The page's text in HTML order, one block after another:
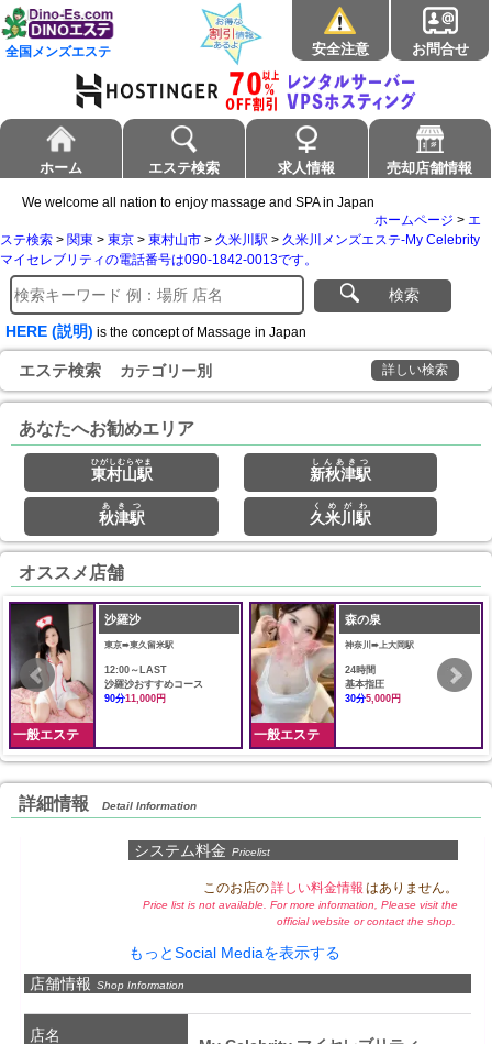
全国メンズエステ 安全注意 お問合せ
ホーム エステ検索 求人情報 売却店舗情報
We welcome all nation to enjoy massage and SPA in Japan
ホームページ > エ
ステ検索 > 関東 > 東京 > 東村山市 > 久米川駅 > 久米川メンズエステ-My Celebrity
マイセレブリティの電話番号は090-1842-0013です。
検索
HERE (説明) is the concept of Massage in Japan
エステ検索 カテゴリー別 詳しい検索
あなたへお勧めエリア
東村山駅
ひがしむらやま
新秋津駅
しんあきつ
秋津駅
あきつ
久米川駅
くめがわ
オススメ店舗
一般エステ
沙羅沙
東京➠東久留米駅
12:00～LAST
沙羅沙おすすめコース
90分11,000円
一般エステ
森の泉
神奈川➠上大岡駅
24時間
基本指圧
30分5,000円
詳細情報 Detail Information
システム料金 Pricelist
このお店の詳しい料金情報 はありません。
Price list is not available. For more information, Please visit the
official website or contact the shop.
もっとSocial Mediaを表示する
店舗情報 Shop Information
店名